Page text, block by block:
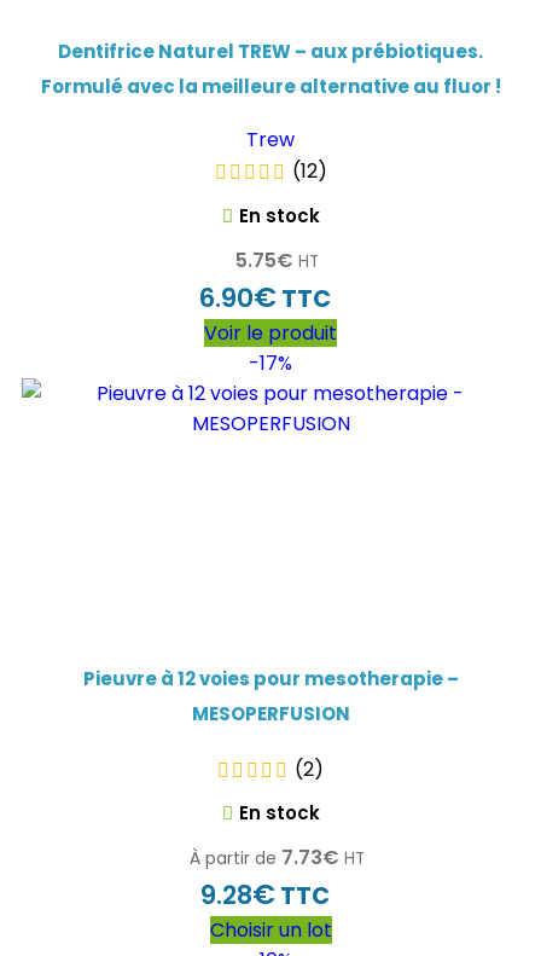
Dentifrice Naturel TREW – aux prébiotiques.
Formulé avec la meilleure alternative au fluor !
Trew
(12)
En stock
5.75€ HT
6.90€ TTC
Voir le produit
-17%
Pieuvre à 12 voies pour mesotherapie –
MESOPERFUSION
(2)
En stock
À partir de 7.73€ HT
9.28€ TTC
Choisir un lot